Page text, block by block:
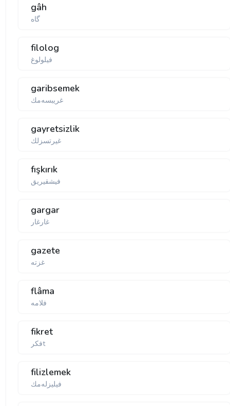
gâh
گاه
filolog
فیلولوغ
garibsemek
غریبسه‌مك
gayretsizlik
غیرتسزلك
fışkırık
فیشقیریق
gargar
غارغار
gazete
غزتە
flâma
فلامه
fikret
فكرt
filizlemek
فیلیزله‌مك